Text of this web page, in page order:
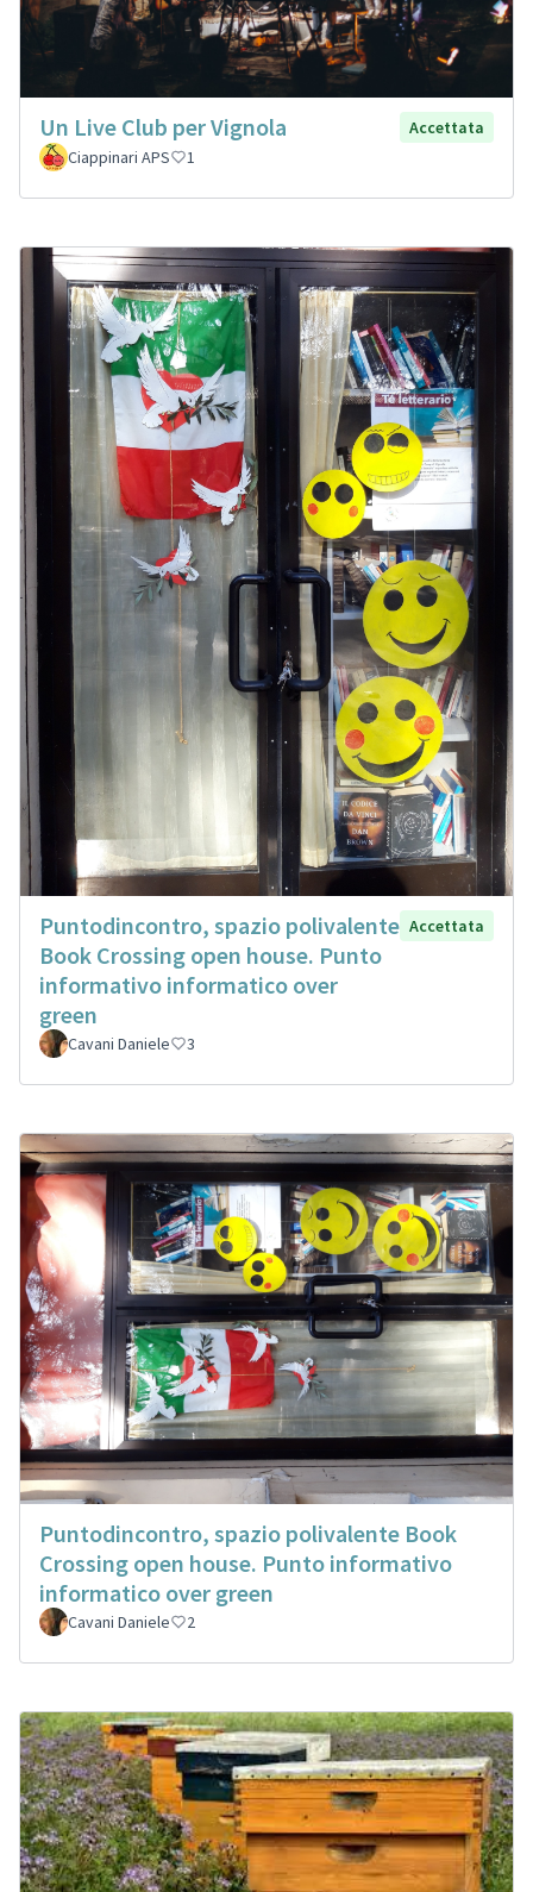
Un Live Club per Vignola
Accettata
Ciappinari APS
1
Puntodincontro, spazio polivalente
Book Crossing open house. Punto
informativo informatico over
green
Accettata
Cavani Daniele 3
Puntodincontro, spazio polivalente Book
Crossing open house. Punto informativo
informatico over green
Cavani Daniele 2